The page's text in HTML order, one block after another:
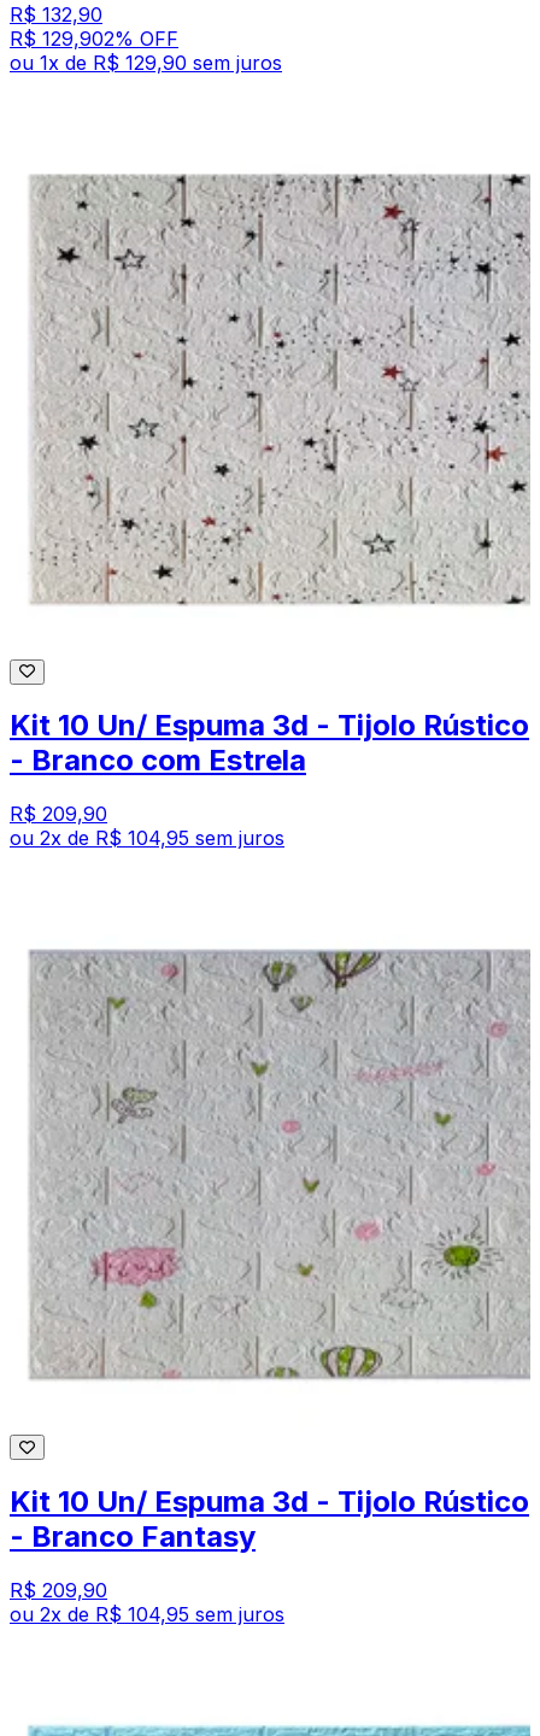
R$ 132,90
R$ 129,902% OFF
ou 1x de R$ 129,90 sem juros
Kit 10 Un/ Espuma 3d - Tijolo Rústico
- Branco com Estrela
R$ 209,90
ou 2x de R$ 104,95 sem juros
Kit 10 Un/ Espuma 3d - Tijolo Rústico
- Branco Fantasy
R$ 209,90
ou 2x de R$ 104,95 sem juros